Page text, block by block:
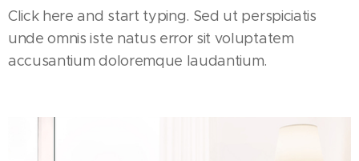
Click here and start typing. Sed ut perspiciatis
unde omnis iste natus error sit voluptatem
accusantium doloremque laudantium.